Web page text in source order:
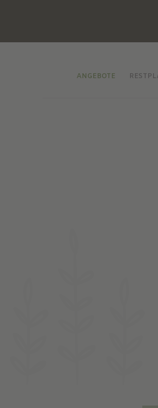
ANGEBOTE